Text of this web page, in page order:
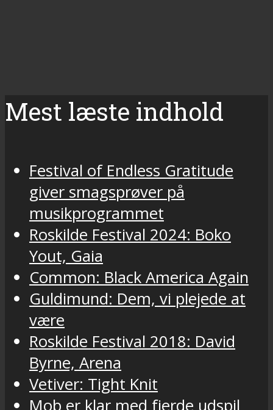
Mest læste indhold
Festival of Endless Gratitude
giver smagsprøver på
musikprogrammet
Roskilde Festival 2024: Boko
Yout, Gaia
Common: Black America Again
Guldimund: Dem, vi plejede at
være
Roskilde Festival 2018: David
Byrne, Arena
Vetiver: Tight Knit
Mob er klar med fjerde udspil